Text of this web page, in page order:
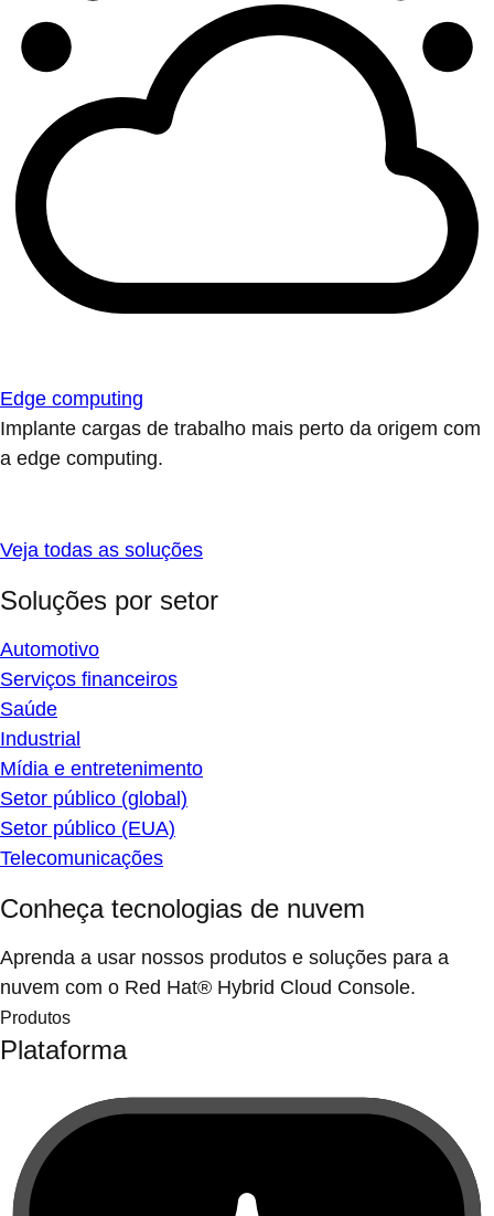
Edge computing
Implante cargas de trabalho mais perto da origem com
a edge computing.
Veja todas as soluções
Soluções por setor
Automotivo
Serviços financeiros
Saúde
Industrial
Mídia e entretenimento
Setor público (global)
Setor público (EUA)
Telecomunicações
Conheça tecnologias de nuvem
Aprenda a usar nossos produtos e soluções para a
nuvem com o Red Hat® Hybrid Cloud Console.
Produtos
Plataforma